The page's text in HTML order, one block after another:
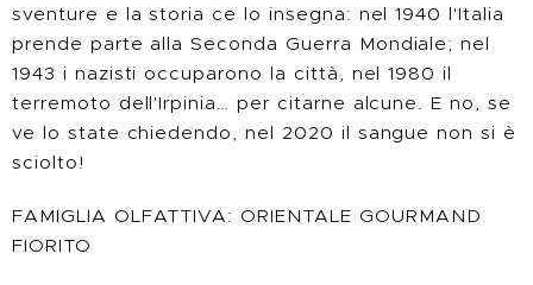
sventure e la storia ce lo insegna: nel 1940 l'Italia
prende parte alla Seconda Guerra Mondiale; nel
1943 i nazisti occuparono la città, nel 1980 il
terremoto dell'Irpinia… per citarne alcune. E no, se
ve lo state chiedendo, nel 2020 il sangue non si è
sciolto!
FAMIGLIA OLFATTIVA: ORIENTALE GOURMAND
FIORITO